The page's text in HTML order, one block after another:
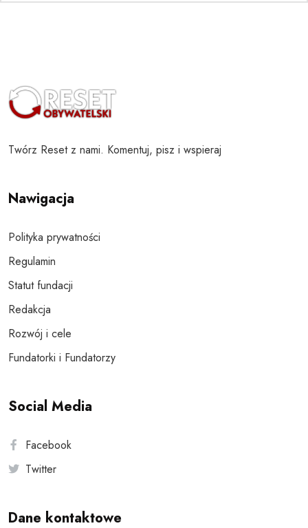
Twórz Reset z nami. Komentuj, pisz i wspieraj
Nawigacja
Polityka prywatności
Regulamin
Statut fundacji
Redakcja
Rozwój i cele
Fundatorki i Fundatorzy
Social Media
Facebook
Twitter
Dane kontaktowe